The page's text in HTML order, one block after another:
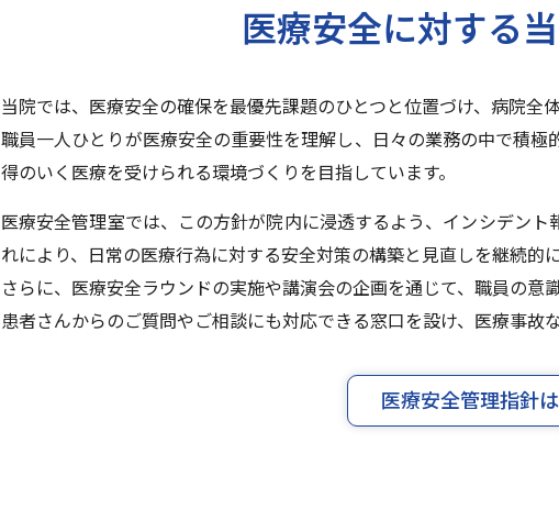
医療安全に対する
当院では、医療安全の確保を最優先課題のひとつと位置づけ、病院全
職員一人ひとりが医療安全の重要性を理解し、日々の業務の中で積
得のいく医療を受けられる環境づくりを目指しています。
医療安全管理室では、この方針が院内に浸透するよう、インシデン
れにより、日常の医療行為に対する安全対策の構築と見直しを継続的
さらに、医療安全ラウンドの実施や講演会の企画を通じて、職員の意
患者さんからのご質問やご相談にも対応できる窓口を設け、医療事故
医療安全管理指針